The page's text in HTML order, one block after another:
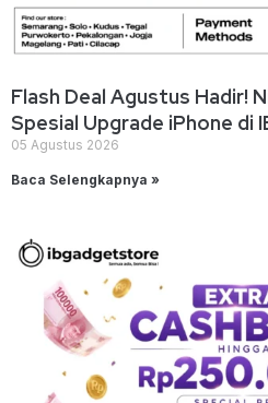
Flash Deal Agustus Hadir!
Spesial Upgrade iPhone di
05 Agustus 2026
Baca Selengkapnya »